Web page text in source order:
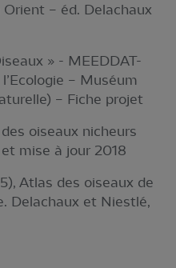
– éd. Delachaux
» - MEEDDAT-
– Muséum
– Fiche projet
oiseaux nicheurs
mise à jour 2018
Atlas des oiseaux de
Delachaux et Niestlé,